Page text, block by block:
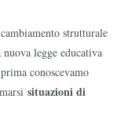
strutturale
legge educativa
conoscevamo
situazioni di